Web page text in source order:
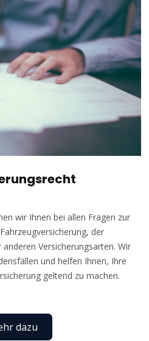
wir Ihnen bei allen Fragen zur
der
Versicherungsarten. Wir
und helfen Ihnen, Ihre
geltend zu machen.
dazu